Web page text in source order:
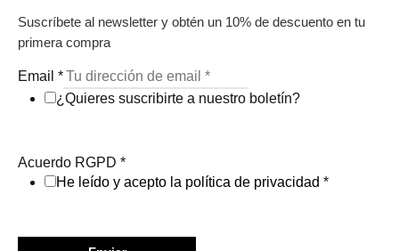
Suscríbete al newsletter y obtén un 10% de descuento en tu
primera compra
Email *
¿Quieres suscribirte a nuestro boletín?
Acuerdo RGPD *
He leído y acepto la política de privacidad *